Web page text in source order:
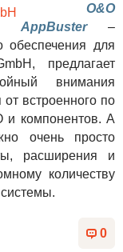
O&O
AppBuster–
обеспечения для
предлагает
внимания
встроенного по
и компонентов. А
очень просто
расширения и
количеству
0